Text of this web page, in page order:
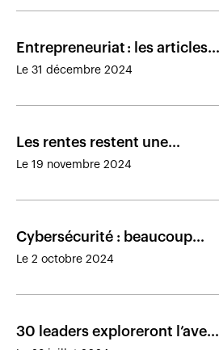
Entrepreneuriat : les articles
les plus lus de 2024
Le 31 décembre 2024
Les rentes restent une
aubaine malgré la baisse des
Le 19 novembre 2024
Cybersécurité : beaucoup
d’entreprises ignorent leurs
Le 2 octobre 2024
30 leaders exploreront l’avenir